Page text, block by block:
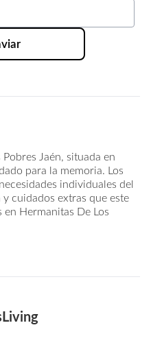
Pobres Jaén, situada en
para la memoria. Los
individuales del
cuidados extras que este
en Hermanitas De Los